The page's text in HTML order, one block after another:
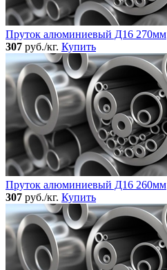
Пруток алюминиевый Д16 270мм
307 руб./кг. Купить
Пруток алюминиевый Д16 260мм
307 руб./кг. Купить